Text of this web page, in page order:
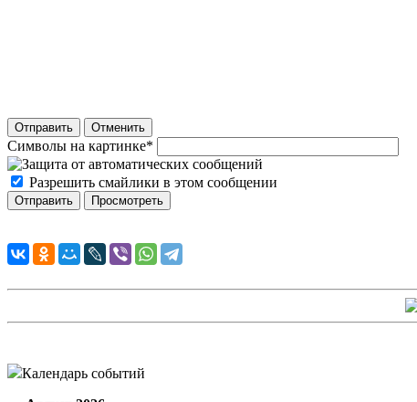
Отправить Отменить
Символы на картинке*
Разрешить смайлики в этом сообщении
Календарь событий